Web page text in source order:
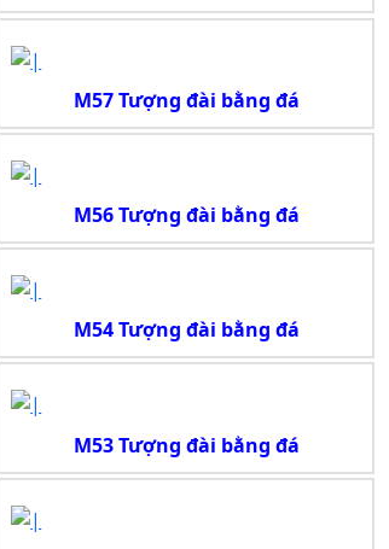
M57 Tượng đài bằng đá
M56 Tượng đài bằng đá
M54 Tượng đài bằng đá
M53 Tượng đài bằng đá